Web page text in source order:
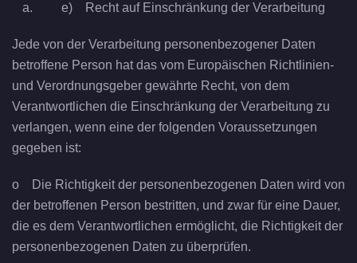
e) Recht auf Einschränkung der Verarbeitung
Jede von der Verarbeitung personenbezogener Daten
betroffene Person hat das vom Europäischen Richtlinien-
und Verordnungsgeber gewährte Recht, von dem
Verantwortlichen die Einschränkung der Verarbeitung zu
verlangen, wenn eine der folgenden Voraussetzungen
gegeben ist:
o Die Richtigkeit der personenbezogenen Daten wird von
der betroffenen Person bestritten, und zwar für eine Dauer,
die es dem Verantwortlichen ermöglicht, die Richtigkeit der
personenbezogenen Daten zu überprüfen.